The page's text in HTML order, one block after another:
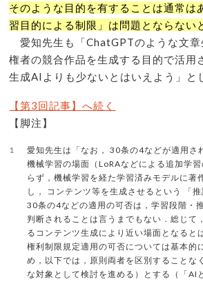
そのような目的を有することは通常は
習目的による制限」は問題とならない
愛知先生も「ChatGPTのような文
権者の競合作品を生成する目的で活用
生成AIよりも少ないとはいえよう」と
【第3回記事】へ続く
【脚注】
1
愛知先生は「なお， 30条の4などが適用さ
機械学習の場面（LoRAなどによる追加学
らず，機械学習を経た学習済みモデルに著
し， コンテンツ等を生成させるという 「
30条の4などの適用の可否は，学習段階・
判断されることは言うまでもない．総じて
るコンテンツ生成により近い場面となると
権利制限規定適用の可否については基本的
め，以下では，原則両者を区別することな
な対象として検討を進める）とする（「AI